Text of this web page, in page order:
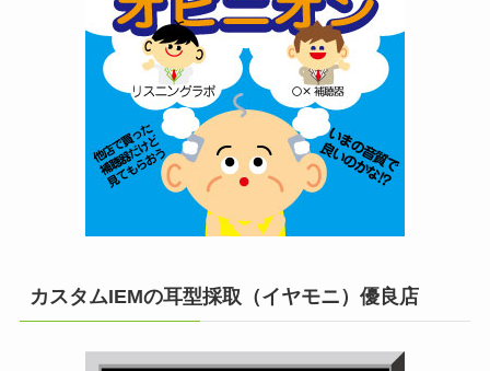
カスタムIEMの耳型採取（イヤモニ）優良店